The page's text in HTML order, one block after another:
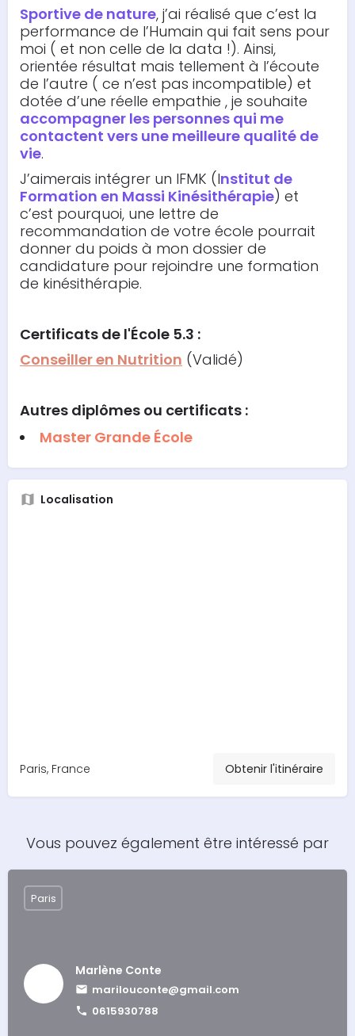
Sportive de nature, j’ai réalisé que c’est la
performance de l’Humain qui fait sens pour
moi ( et non celle de la data !). Ainsi,
orientée résultat mais tellement à l’écoute
de l’autre ( ce n’est pas incompatible) et
dotée d’une réelle empathie , je souhaite
accompagner les personnes qui me
contactent vers une meilleure qualité de
vie.
J’aimerais intégrer un IFMK (Institut de
Formation en Massi Kinésithérapie) et
c’est pourquoi, une lettre de
recommandation de votre école pourrait
donner du poids à mon dossier de
candidature pour rejoindre une formation
de kinésithérapie.
Certificats de l'École 5.3 :
Conseiller en Nutrition (Validé)
Autres diplômes ou certificats :
Master Grande École
Localisation
Paris, France Obtenir l'itinéraire
Vous pouvez également être intéressé par
Marlène Conte
marilouconte@gmail.com
0615930788
Paris